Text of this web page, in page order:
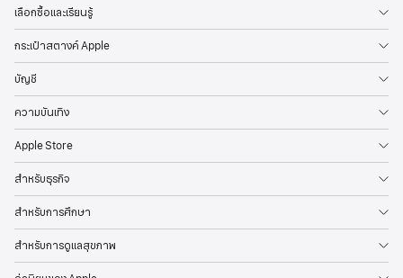
lเลือกซื้อและเรียนรู้
กระเป๋าสตางค์ Apple
บัญชี
ความบันเทิง
Apple Store
สำหรับธุรกิจ
สำหรับการศึกษา
สำหรับการดูแลสุขภาพ